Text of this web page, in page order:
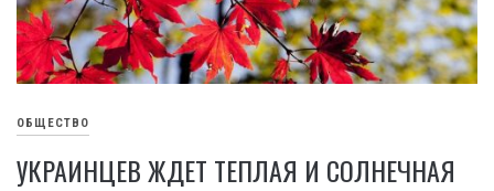
ОБЩЕСТВО
УКРАИНЦЕВ ЖДЕТ ТЕПЛАЯ И СОЛНЕЧНАЯ